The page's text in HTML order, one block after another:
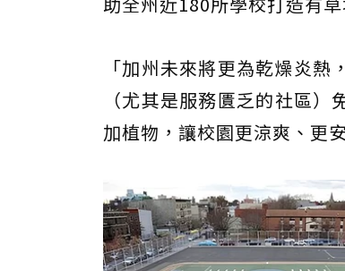
「加州未來將更為乾燥炎
（尤其是服務匱乏的社區
加植物，讓校園更涼爽、更